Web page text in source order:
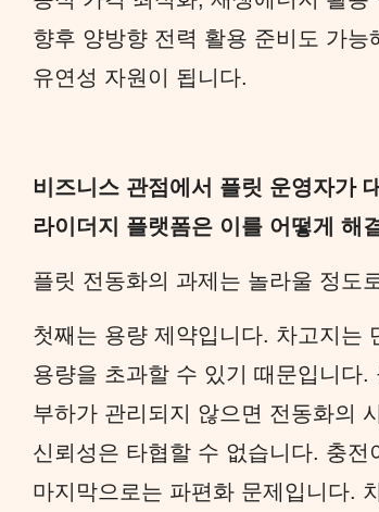
향후 양방향 전력 활용 준비도 가
유연성 자원이 됩니다.
비즈니스 관점에서 플릿 운영자가
라이더지 플랫폼은 이를 어떻게 해
플릿 전동화의 과제는 놀라울 정도
첫째는 용량 제약입니다. 차고지는
용량을 초과할 수 있기 때문입니다
부하가 관리되지 않으면 전동화의
신뢰성은 타협할 수 없습니다. 충
마지막으로는 파편화 문제입니다.